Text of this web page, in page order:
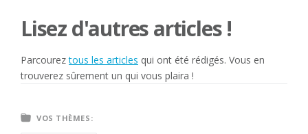
Lisez d'autres articles !
Parcoureztous les articles qui ont été rédigés. Vous en
trouverez sûrement un qui vous plaira !
VOS THÈMES: